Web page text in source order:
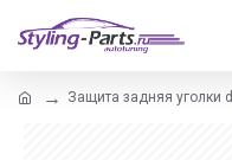
Защита задняя уголки